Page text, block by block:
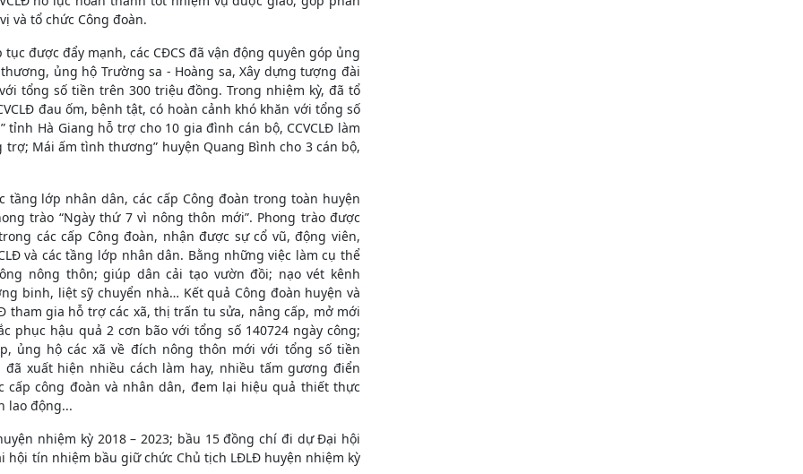
và tổ chức Công đoàn.
được đẩy mạnh, các CĐCS đã vận động quyên góp ủng
ủng hộ Trường sa - Hoàng sa, Xây dựng tượng đài
tổng số tiền trên 300 triệu đồng. Trong nhiệm kỳ, đã tổ
đau ốm, bệnh tật, có hoàn cảnh khó khăn với tổng số
Hà Giang hỗ trợ cho 10 gia đình cán bộ, CCVCLĐ làm
Mái ấm tình thương” huyện Quang Bình cho 3 cán bộ,
tầng lớp nhân dân, các cấp Công đoàn trong toàn huyện
trào “Ngày thứ 7 vì nông thôn mới”. Phong trào được
các cấp Công đoàn, nhận được sự cổ vũ, động viên,
và các tầng lớp nhân dân. Bằng những việc làm cụ thể
nông thôn; giúp dân cải tạo vườn đồi; nạo vét kênh
binh, liệt sỹ chuyển nhà… Kết quả Công đoàn huyện và
tham gia hỗ trợ các xã, thị trấn tu sửa, nâng cấp, mở mới
phục hậu quả 2 cơn bão với tổng số 140724 ngày công;
ủng hộ các xã về đích nông thôn mới với tổng số tiền
xuất hiện nhiều cách làm hay, nhiều tấm gương điển
công đoàn và nhân dân, đem lại hiệu quả thiết thực
lao động...
nhiệm kỳ 2018 – 2023; bầu 15 đồng chí đi dự Đại hội
hội tín nhiệm bầu giữ chức Chủ tịch LĐLĐ huyện nhiệm kỳ